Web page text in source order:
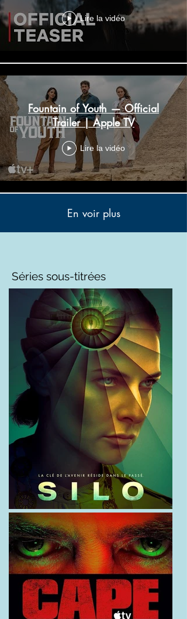
Lire la vidéo
Fountain of Youth — Official
Trailer | Apple TV
Lire la vidéo
En voir plus
Séries sous-titrées